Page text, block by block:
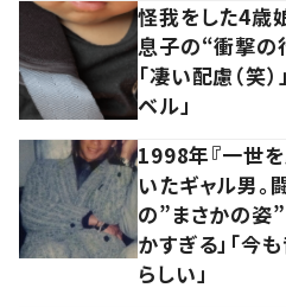
怪我をした4歳
息子の“衝撃
「凄い配慮（笑
ベル」
1998年『一世
いたギャル男。
の”まさかの姿”
かすぎる」「今
らしい」